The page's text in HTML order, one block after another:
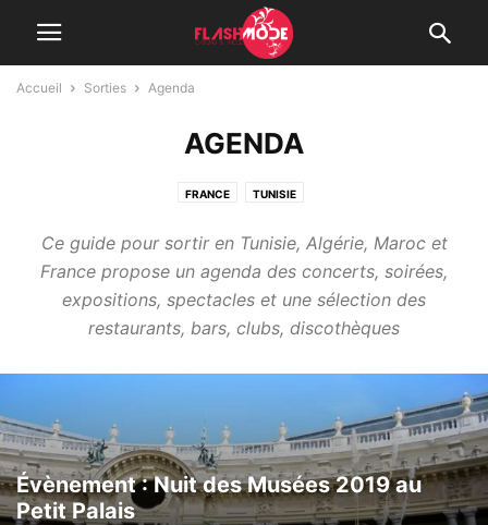
Accueil Sorties Agenda
AGENDA
FRANCE TUNISIE
Ce guide pour sortir en Tunisie, Algérie, Maroc et
France propose un agenda des concerts, soirées,
expositions, spectacles et une sélection des
restaurants, bars, clubs, discothèques
Évènement : Nuit des Musées 2019 au
Petit Palais